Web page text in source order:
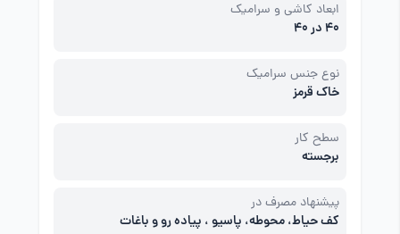
ابعاد کاشی و سرامیک
40 در 40
نوع جنس سرامیک
خاک قرمز
سطح کار
برجسته
پیشنهاد مصرف در
کف حیاط، محوطه، پاسیو ، پیاده رو و باغات